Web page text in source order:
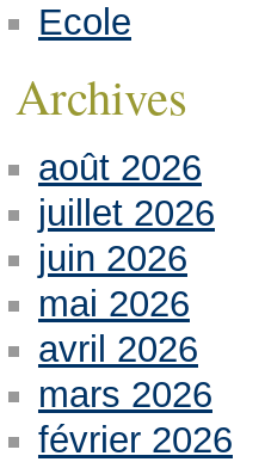
Ecole
Archives
août 2026
juillet 2026
juin 2026
mai 2026
avril 2026
mars 2026
février 2026